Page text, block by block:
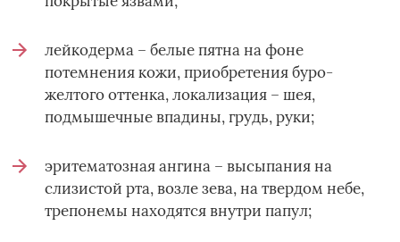
лейкодерма – белые пятна на фоне
потемнения кожи, приобретения буро-
желтого оттенка, локализация – шея,
подмышечные впадины, грудь, руки;
эритематозная ангина – высыпания на
слизистой рта, возле зева, на твердом небе,
трепонемы находятся внутри папул;